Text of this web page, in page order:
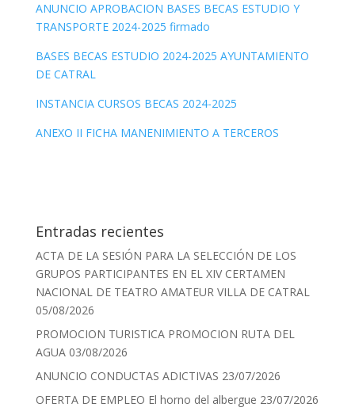
ANUNCIO APROBACION BASES BECAS ESTUDIO Y
TRANSPORTE 2024-2025 firmado
BASES BECAS ESTUDIO 2024-2025 AYUNTAMIENTO
DE CATRAL
INSTANCIA CURSOS BECAS 2024-2025
ANEXO II FICHA MANENIMIENTO A TERCEROS
Entradas recientes
ACTA DE LA SESIÓN PARA LA SELECCIÓN DE LOS
GRUPOS PARTICIPANTES EN EL XIV CERTAMEN
NACIONAL DE TEATRO AMATEUR VILLA DE CATRAL
05/08/2026
PROMOCION TURISTICA PROMOCION RUTA DEL
AGUA 03/08/2026
ANUNCIO CONDUCTAS ADICTIVAS 23/07/2026
OFERTA DE EMPLEO El horno del albergue 23/07/2026